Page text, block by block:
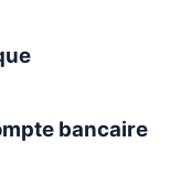
bancaire